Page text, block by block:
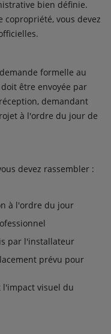
bien définie.
copropriété, vous devez
formelle au
être envoyée par
demandant
à l'ordre du jour de
devez rassembler :
à l'ordre du jour
par l'installateur
prévu pour
l'impact visuel du